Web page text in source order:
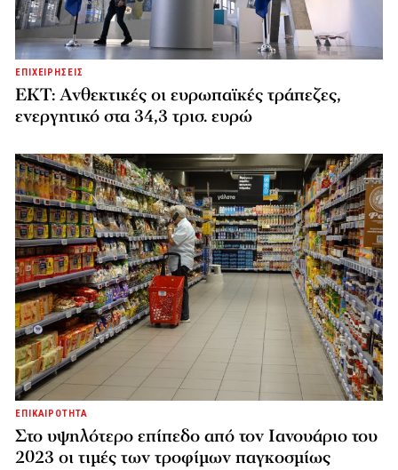
ΕΠΙΧΕΙΡΗΣΕΙΣ
ΕΚΤ: Ανθεκτικές οι ευρωπαϊκές τράπεζες,
ενεργητικό στα 34,3 τρισ. ευρώ
ΕΠΙΚΑΙΡΟΤΗΤΑ
Στο υψηλότερο επίπεδο από τον Ιανουάριο του
2023 οι τιμές των τροφίμων παγκοσμίως